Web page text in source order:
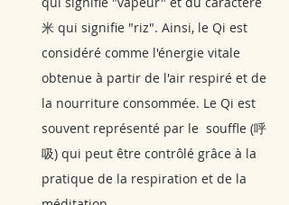
米 qui signifie "riz". Ainsi, le Qi est
considéré comme l'énergie vitale
obtenue à partir de l'air respiré et de
la nourriture consommée. Le Qi est
souvent représenté par le  souffle (呼
吸) qui peut être contrôlé grâce à la
pratique de la respiration et de la